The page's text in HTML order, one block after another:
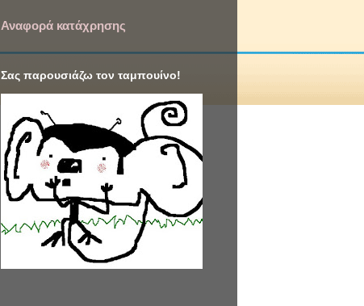
Αναφορά κατάχρησης
Σας παρουσιάζω τον ταμπουίνο!